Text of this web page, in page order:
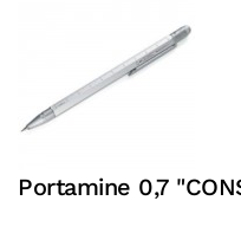
Portamine 0,7